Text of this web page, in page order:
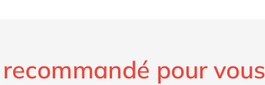
recommandé pour vous